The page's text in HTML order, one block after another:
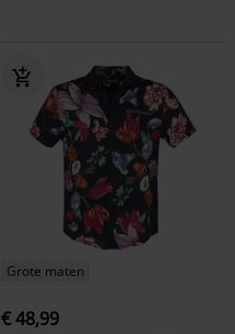
Grote maten
€ 48,99